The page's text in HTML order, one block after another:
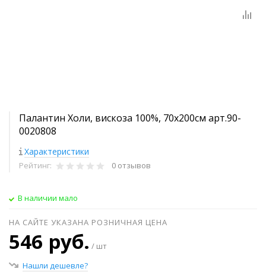
Палантин Холи, вискоза 100%, 70х200см арт.90-
0020808
Характеристики
Рейтинг: 0 отзывов
В наличии мало
НА САЙТЕ УКАЗАНА РОЗНИЧНАЯ ЦЕНА
546 руб. / шт
Нашли дешевле?